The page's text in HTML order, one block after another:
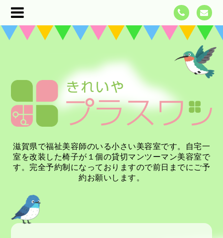
滋賀県で福祉美容師のいる小さい美容室です。自宅一
室を改装した椅子が１個の貸切マンツーマン美容室で
す。完全予約制になっておりますので前日までにご予
約お願いします。